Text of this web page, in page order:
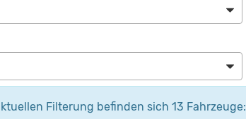
Filterung befinden sich 13 Fahrzeuge: